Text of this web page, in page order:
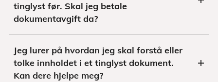
tinglyst før. Skal jeg betale
dokumentavgift da?
Jeg lurer på hvordan jeg skal forstå eller
tolke innholdet i et tinglyst dokument.
Kan dere hjelpe meg?